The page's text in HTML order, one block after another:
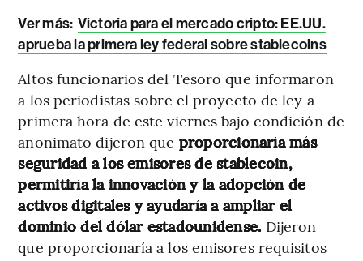
Ver más: Victoria para el mercado cripto: EE.UU.
aprueba la primera ley federal sobre stablecoins
Altos funcionarios del Tesoro que informaron
a los periodistas sobre el proyecto de ley a
primera hora de este viernes bajo condición de
anonimato dijeron que proporcionaría más
seguridad a los emisores de stablecoin,
permitiría la innovación y la adopción de
activos digitales y ayudaría a ampliar el
dominio del dólar estadounidense. Dijeron
que proporcionaría a los emisores requisitos